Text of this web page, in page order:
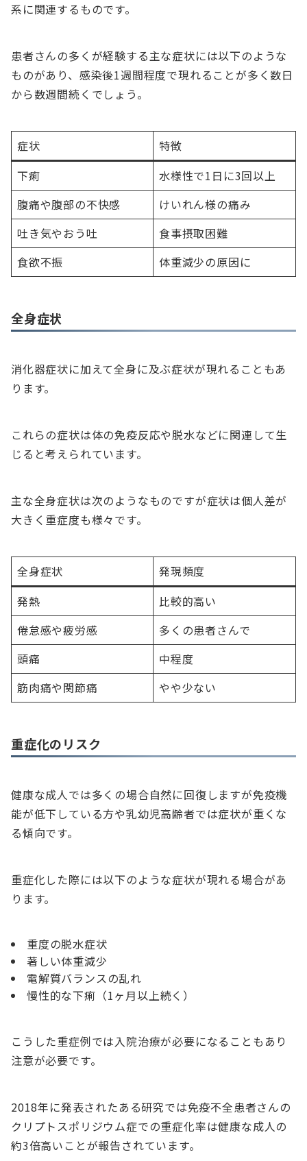
系に関連するものです。
患者さんの多くが経験する主な症状には以下のような
ものがあり、感染後1週間程度で現れることが多く数日
から数週間続くでしょう。
症状
特徴
下痢
水様性で1日に3回以上
腹痛や腹部の不快感
けいれん様の痛み
吐き気やおう吐
食事摂取困難
食欲不振
体重減少の原因に
全身症状
消化器症状に加えて全身に及ぶ症状が現れることもあ
ります。
これらの症状は体の免疫反応や脱水などに関連して生
じると考えられています。
主な全身症状は次のようなものですが症状は個人差が
大きく重症度も様々です。
全身症状
発現頻度
発熱
比較的高い
倦怠感や疲労感
多くの患者さんで
頭痛
中程度
筋肉痛や関節痛
やや少ない
重症化のリスク
健康な成人では多くの場合自然に回復しますが免疫機
能が低下している方や乳幼児高齢者では症状が重くな
る傾向です。
重症化した際には以下のような症状が現れる場合があ
ります。
重度の脱水症状
著しい体重減少
電解質バランスの乱れ
慢性的な下痢（1ヶ月以上続く）
こうした重症例では入院治療が必要になることもあり
注意が必要です。
2018年に発表されたある研究では免疫不全患者さんの
クリプトスポリジウム症での重症化率は健康な成人の
約3倍高いことが報告されています。